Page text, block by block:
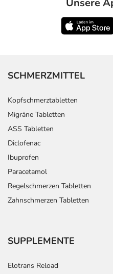
SCHMERZMITTEL
Kopfschmerztabletten
Migräne Tabletten
ASS Tabletten
Diclofenac
Ibuprofen
Paracetamol
Regelschmerzen Tabletten
Zahnschmerzen Tabletten
SUPPLEMENTE
Elotrans Reload